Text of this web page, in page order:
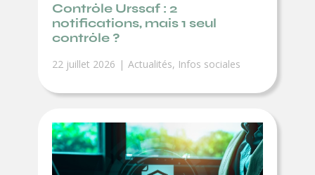
Contrôle Urssaf : 2
notifications, mais 1 seul
contrôle ?
22 juillet 2026 Actualités, Infos sociales